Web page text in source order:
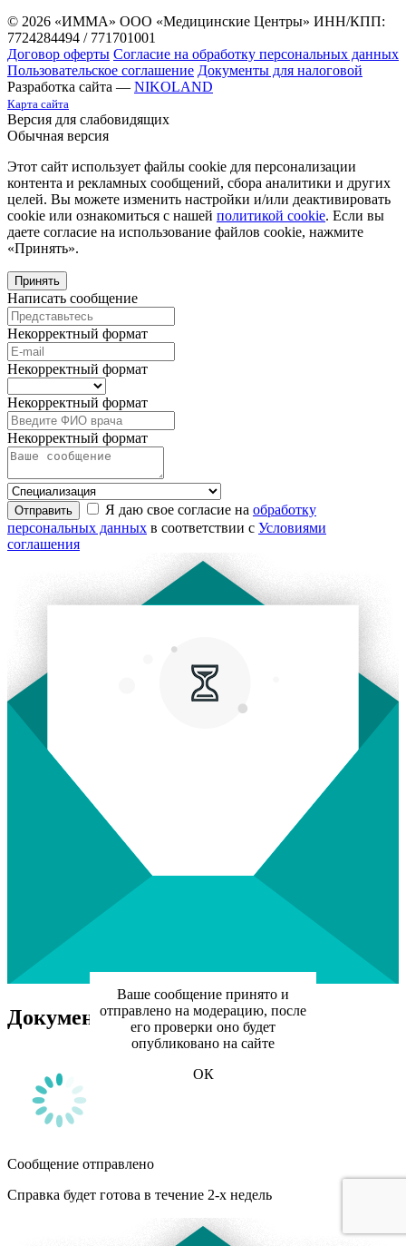
© 2026 «ИММА» ООО «Медицинские Центры» ИНН/КПП:
7724284494 / 771701001
Договор оферты Согласие на обработку персональных данных
Пользовательское соглашение Документы для налоговой
Разработка сайта — NIKOLAND
Карта сайта
Версия для слабовидящих
Обычная версия
Этот сайт использует файлы cookie для персонализации
контента и рекламных сообщений, сбора аналитики и других
целей. Вы можете изменить настройки и/или деактивировать
cookie или ознакомиться с нашей политикой cookie. Если вы
даете согласие на использование файлов cookie, нажмите
«Принять».
Принять
Написать сообщение
Некорректный формат
Некорректный формат
Некорректный формат
Некорректный формат
Отправить Я даю свое согласие на обработку
персональных данных в соответствии с Условиями
соглашения
Ваше сообщение принято и
отправлено на модерацию, после
его проверки оно будет
опубликовано на сайте
ОК
Документы для налоговой
Сообщение отправлено
Справка будет готова в течение 2-х недель